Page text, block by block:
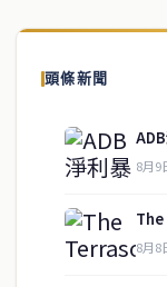
頭條新聞
8月9
The
8月8